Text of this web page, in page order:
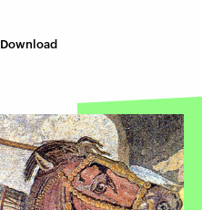
Download